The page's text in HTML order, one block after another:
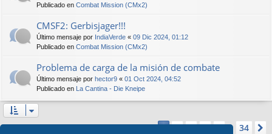
Publicado en Combat Mission (CMx2)
CMSF2: Gerbisjager!!!
Último mensaje por IndiaVerde « 09 Dic 2024, 01:12
Publicado en Combat Mission (CMx2)
Problema de carga de la misión de combate
Último mensaje por hector9 « 01 Oct 2024, 04:52
Publicado en La Cantina - Die Kneipe
Página1de34
1 2 3 4 5 … 34